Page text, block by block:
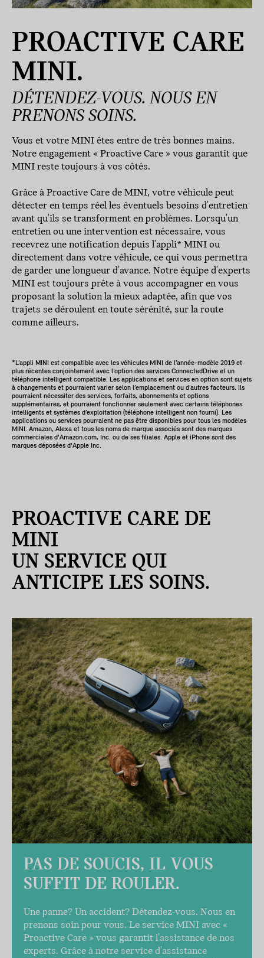
PROACTIVE CARE
MINI.
DÉTENDEZ-VOUS. NOUS EN
PRENONS SOINS.
Vous et votre MINI êtes entre de très bonnes mains.
Notre engagement « Proactive Care » vous garantit que
MINI reste toujours à vos côtés.
Grâce à Proactive Care de MINI, votre véhicule peut
détecter en temps réel les éventuels besoins d'entretien
avant qu'ils se transforment en problèmes. Lorsqu'un
entretien ou une intervention est nécessaire, vous
recevrez une notification depuis l'appli* MINI ou
directement dans votre véhicule, ce qui vous permettra
de garder une longueur d'avance. Notre équipe d'experts
MINI est toujours prête à vous accompagner en vous
proposant la solution la mieux adaptée, afin que vos
trajets se déroulent en toute sérénité, sur la route
comme ailleurs.
*L’appli MINI est compatible avec les véhicules MINI de l’année-modèle 2019 et
plus récentes conjointement avec l’option des services ConnectedDrive et un
téléphone intelligent compatible. Les applications et services en option sont sujets
à changements et pourraient varier selon l’emplacement ou d’autres facteurs. Ils
pourraient nécessiter des services, forfaits, abonnements et options
supplémentaires, et pourraient fonctionner seulement avec certains téléphones
intelligents et systèmes d’exploitation (téléphone intelligent non fourni). Les
applications ou services pourraient ne pas être disponibles pour tous les modèles
MINI. Amazon, Alexa et tous les noms de marque associés sont des marques
commerciales d'Amazon.com, Inc. ou de ses filiales. Apple et iPhone sont des
marques déposées d'Apple Inc.
PROACTIVE CARE DE
MINI
UN SERVICE QUI
ANTICIPE LES SOINS.
PAS DE SOUCIS, IL VOUS
SUFFIT DE ROULER.
Une panne? Un accident? Détendez-vous. Nous en
prenons soin pour vous. Le service MINI avec «
Proactive Care » vous garantit l'assistance de nos
experts. Grâce à notre service d'assistance